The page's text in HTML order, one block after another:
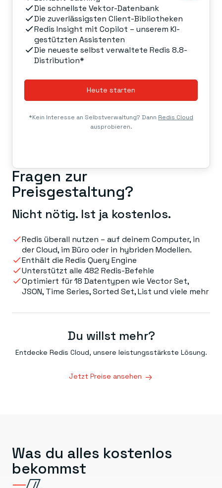
Die schnellste Vektor-Datenbank
Die zuverlässigsten Client-Bibliotheken
Redis Insight mit Copilot – unserem KI-
gestützten Assistenten
Die neueste selbst verwaltete Redis 8.8-
Distribution*
Heute starten
*Kein Interesse an Selbstverwaltung? Dann Redis Cloud
ausprobieren.
Fragen zur
Preisgestaltung?
Nicht nötig. Ist ja kostenlos.
Redis überall nutzen – auf deinem Computer, in
der Cloud, im Büro oder in hybriden Modellen.
Enthält die Redis Query Engine
Unterstützt alle 482 Redis-Befehle
Optimiert für 18 Datentypen wie Vector Set,
JSON, Time Series, Sorted Set, List und viele mehr
Du willst mehr?
Entdecke Redis Cloud, unsere leistungsstärkste Lösung.
Jetzt Preise ansehen
Was du alles kostenlos
bekommst